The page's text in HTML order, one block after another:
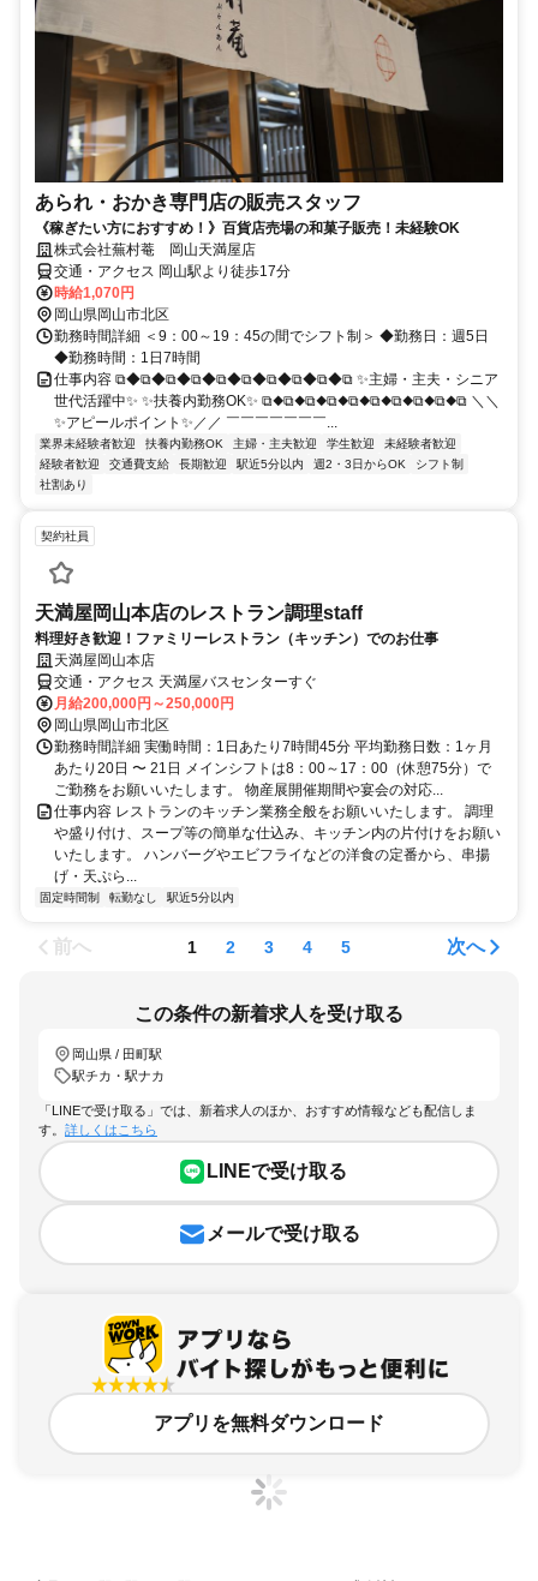
あられ・おかき専門店の販売スタッフ
《稼ぎたい方におすすめ！》百貨店売場の和菓子販売！未経験OK
株式会社蕪村菴 岡山天満屋店
交通・アクセス 岡山駅より徒歩17分
時給1,070円
岡山県岡山市北区
勤務時間詳細 ＜9：00～19：45の間でシフト制＞ ◆勤務日：週5日
◆勤務時間：1日7時間
仕事内容 ⧉◆⧉◆⧉◆⧉◆⧉◆⧉◆⧉◆⧉◆⧉◆⧉ ✨主婦・主夫・シニア
世代活躍中✨ ✨扶養内勤務OK✨ ⧉◆⧉◆⧉◆⧉◆⧉◆⧉◆⧉◆⧉◆⧉◆⧉ ＼＼
✨アピールポイント✨／／ ￣￣￣￣￣￣￣...
業界未経験者歓迎 扶養内勤務OK 主婦・主夫歓迎 学生歓迎
未経験者歓迎
経験者歓迎
交通費支給 長期歓迎 駅近5分以内 週2・3日からOK
シフト制
社割あり
契約社員
天満屋岡山本店のレストラン調理staff
料理好き歓迎！ファミリーレストラン（キッチン）でのお仕事
天満屋岡山本店
交通・アクセス 天満屋バスセンターすぐ
月給200,000円～250,000円
岡山県岡山市北区
勤務時間詳細 実働時間：1日あたり7時間45分 平均勤務日数：1ヶ月
あたり20日 〜 21日 メインシフトは8：00～17：00（休憩75分）で
ご勤務をお願いいたします。 物産展開催期間や宴会の対応...
仕事内容 レストランのキッチン業務全般をお願いいたします。 調理
や盛り付け、スープ等の簡単な仕込み、キッチン内の片付けをお願い
いたします。 ハンバーグやエビフライなどの洋食の定番から、串揚
げ・天ぷら...
固定時間制 転勤なし 駅近5分以内
前へ 1 2 3 4 5 次へ
この条件の新着求人を受け取る
岡山県 / 田町駅
駅チカ・駅ナカ
「LINEで受け取る」では、新着求人のほか、おすすめ情報なども配信しま
す。 詳しくはこちら
LINEで受け取る
メールで受け取る
アプリを無料ダウンロード